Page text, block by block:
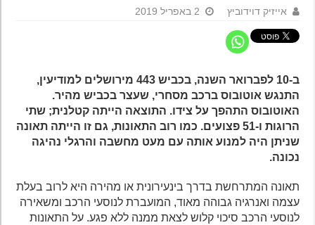
אייזיק דוידוביץ 2 באפריל 2019
ב-10 לפברואר השנה, בכביש 443 מירושלים למודיעין,
התנגש אוטובוס ברכב מסחרי, שעצר בכביש מהיר.
האוטובוס התהפך על צידו. התוצאה הייתה קטלנית; שתי
הרוגות ו-51 פצועים. כמו רוב התאונות, גם זו הייתה תאונה
שניתן היה למנוע אותה עם מעט מחשבה והרגלי נהיגה
נכונה.
תאונה המתרחשת בדרך בינעירונית או מהירה היא לרוב בעלת
עצמה ואנרגיה גבוהה מאוד, המועברת לנוסעי הרכב ומשאירה
לנוסעי הרכב סיכוי קלוש לצאת ממנה ללא פגע. על התאונות